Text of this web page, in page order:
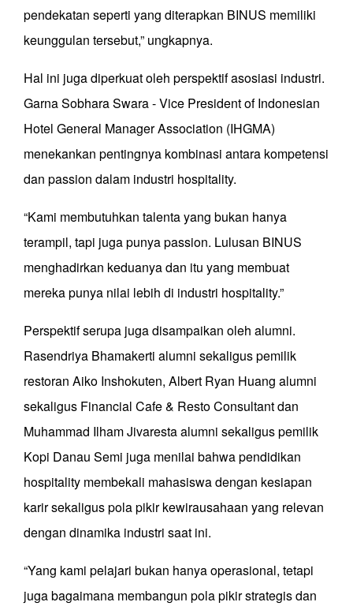
pendekatan seperti yang diterapkan BINUS memiliki
keunggulan tersebut,” ungkapnya.
Hal ini juga diperkuat oleh perspektif asosiasi industri.
Garna Sobhara Swara - Vice President of Indonesian
Hotel General Manager Association (IHGMA)
menekankan pentingnya kombinasi antara kompetensi
dan passion dalam industri hospitality.
“Kami membutuhkan talenta yang bukan hanya
terampil, tapi juga punya passion. Lulusan BINUS
menghadirkan keduanya dan itu yang membuat
mereka punya nilai lebih di industri hospitality.”
Perspektif serupa juga disampaikan oleh alumni.
Rasendriya Bhamakerti alumni sekaligus pemilik
restoran Aiko Inshokuten, Albert Ryan Huang alumni
sekaligus Financial Cafe & Resto Consultant dan
Muhammad Ilham Jivaresta alumni sekaligus pemilik
Kopi Danau Semi juga menilai bahwa pendidikan
hospitality membekali mahasiswa dengan kesiapan
karir sekaligus pola pikir kewirausahaan yang relevan
dengan dinamika industri saat ini.
“Yang kami pelajari bukan hanya operasional, tetapi
juga bagaimana membangun pola pikir strategis dan